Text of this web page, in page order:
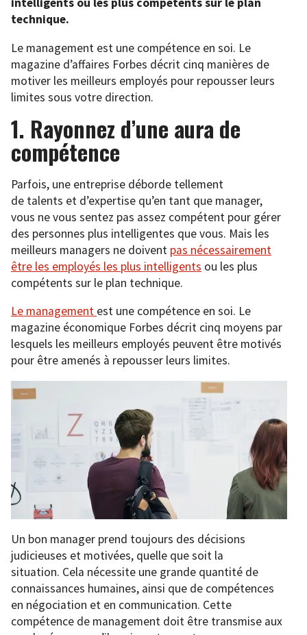
technique.
Le management est une compétence en soi. Le
magazine d’affaires Forbes décrit cinq manières de
motiver les meilleurs employés pour repousser leurs
limites sous votre direction.
1. Rayonnez d’une aura de
compétence
Parfois, une entreprise déborde tellement
de talents et d’expertise qu’en tant que manager,
vous ne vous sentez pas assez compétent pour gérer
des personnes plus intelligentes que vous. Mais les
meilleurs managers ne doivent pas nécessairement
être les employés les plus intelligents ou les plus
compétents sur le plan technique.
Le management est une compétence en soi. Le
magazine économique Forbes décrit cinq moyens par
lesquels les meilleurs employés peuvent être motivés
pour être amenés à repousser leurs limites.
Un bon manager prend toujours des décisions
judicieuses et motivées, quelle que soit la
situation. Cela nécessite une grande quantité de
connaissances humaines, ainsi que de compétences
en négociation et en communication. Cette
compétence de management doit être transmise aux